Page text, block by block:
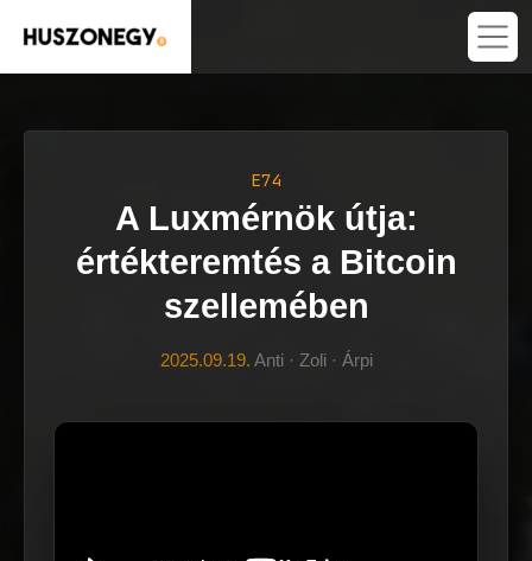
E74
A Luxmérnök útja:
értékteremtés a Bitcoin
szellemében
2025.09.19. Anti · Zoli · Árpi